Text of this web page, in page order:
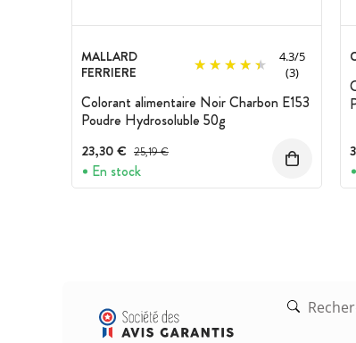
MALLARD
FERRIERE
4.3/5
(3)
Colorant alimentaire Noir Charbon E153
Poudre Hydrosoluble 50g
23,30 € Prix avant réduction :
25,19 €
En stock